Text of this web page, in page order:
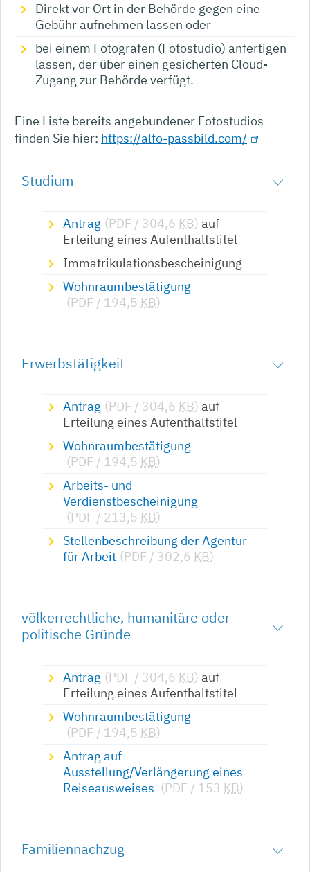
Direkt vor Ort in der Behörde gegen eine
Gebühr aufnehmen lassen oder
bei einem Fotografen (Fotostudio) anfertigen
lassen, der über einen gesicherten Cloud-
Zugang zur Behörde verfügt.
Eine Liste bereits angebundener Fotostudios
finden Sie hier: https://alfo-passbild.com/
Studium
Antrag (PDF / 304,6 KB) auf
Erteilung eines Aufenthaltstitel
Immatrikulationsbescheinigung
Wohnraumbestätigung
(PDF / 194,5 KB)
Erwerbstätigkeit
Antrag (PDF / 304,6 KB) auf
Erteilung eines Aufenthaltstitel
Wohnraumbestätigung
(PDF / 194,5 KB)
Arbeits- und
Verdienstbescheinigung
(PDF / 213,5 KB)
Stellenbeschreibung der Agentur
für Arbeit (PDF / 302,6 KB)
völkerrechtliche, humanitäre oder
politische Gründe
Antrag (PDF / 304,6 KB) auf
Erteilung eines Aufenthaltstitel
Wohnraumbestätigung
(PDF / 194,5 KB)
Antrag auf
Ausstellung/Verlängerung eines
Reiseausweises (PDF / 153 KB)
Familiennachzug